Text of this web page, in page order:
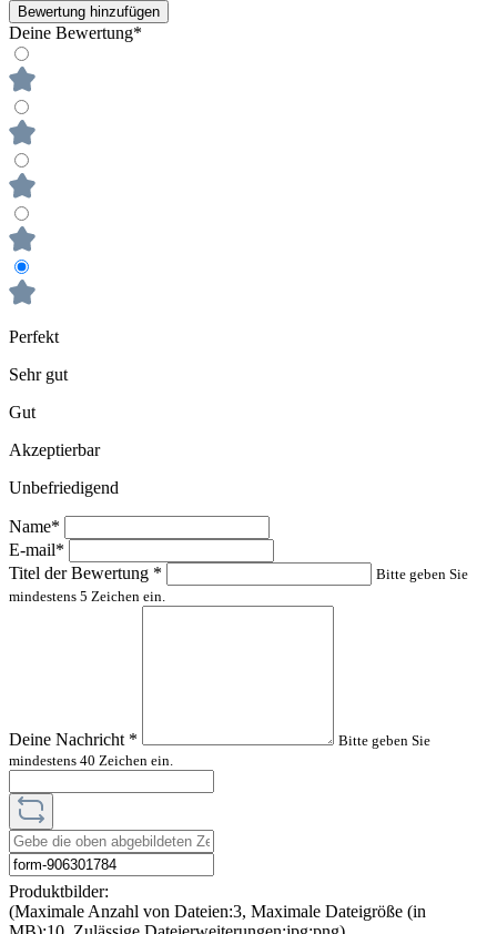
Bewertung hinzufügen
Deine Bewertung*
Perfekt
Sehr gut
Gut
Akzeptierbar
Unbefriedigend
Name*
E-mail*
Titel der Bewertung *
Bitte geben Sie
mindestens 5 Zeichen ein.
Deine Nachricht *
Bitte geben Sie
mindestens 40 Zeichen ein.
Produktbilder:
(Maximale Anzahl von Dateien:3, Maximale Dateigröße (in